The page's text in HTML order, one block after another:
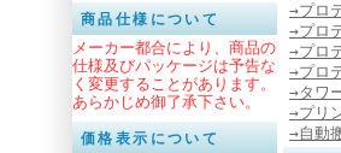
商品仕様について
メーカー都合により、商品の
仕様及びパッケージは予告な
く変更することがあります。
あらかじめ御了承下さい。
価格表示について
→プロ
→プロ
→プロ
→プロ
→タワ
→プリ
→自動